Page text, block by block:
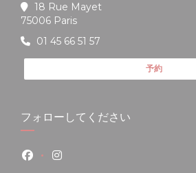
18 Rue Mayet
75006 Paris((新しいウィンドウで開きま
01 45 66 51 57
予約
フォローしてください
Facebook ((新しいウィンドウで
Instagram ((新しいウィン